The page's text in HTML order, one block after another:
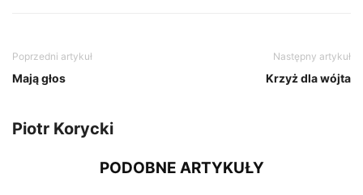
Poprzedni artykuł
Mają głos
Następny artykuł
Krzyż dla wójta
Piotr Korycki
PODOBNE ARTYKUŁY